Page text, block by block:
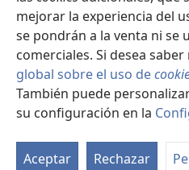
mejorar la experiencia del
se pondrán a la venta ni se
comerciales. Si desea
global sobre el uso de
También puede
su configuración en la
Aceptar Rechazar
nueva
ventana)
JW Library ®
Copyright© 2026 Watch Tower Bible
IMATAN RUWAWAQ
WAQAYCHASQAYKUMANTA |